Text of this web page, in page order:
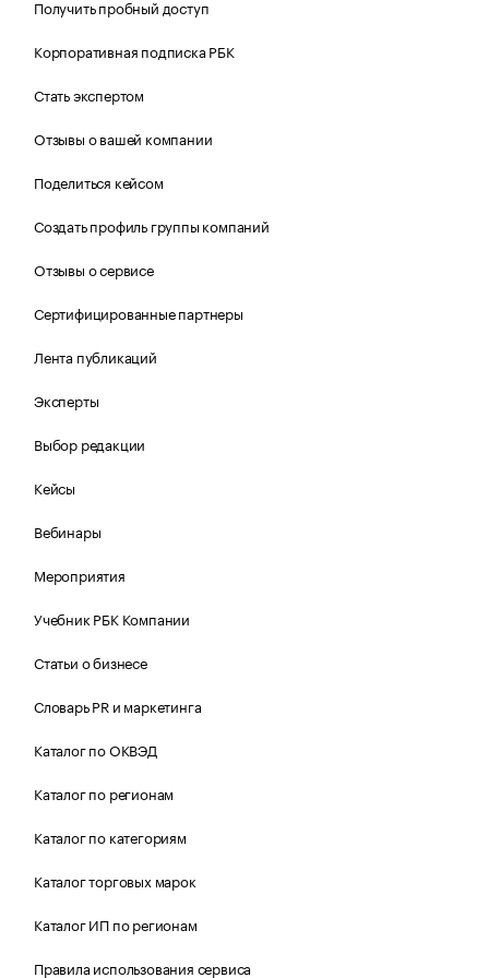
Получить пробный доступ
Корпоративная подписка РБК
Стать экспертом
Отзывы о вашей компании
Поделиться кейсом
Создать профиль группы компаний
Отзывы о сервисе
Сертифицированные партнеры
Лента публикаций
Эксперты
Выбор редакции
Кейсы
Вебинары
Мероприятия
Учебник РБК Компании
Статьи о бизнесе
Словарь PR и маркетинга
Каталог по ОКВЭД
Каталог по регионам
Каталог по категориям
Каталог торговых марок
Каталог ИП по регионам
Правила использования сервиса